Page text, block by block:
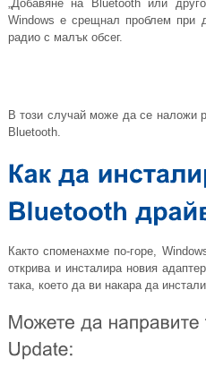
„Добавяне на Bluetooth или
Windows е срещнал проблем при
радио с малък обсег.
В този случай може да се наложи
Bluetooth.
Както споменахме по-горе,
открива и инсталира новия
така, което да ви накара да